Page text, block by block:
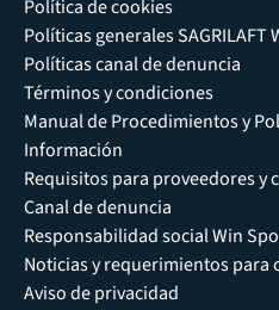
Política de cookies
Políticas generales SAGRILAFT
Políticas canal de denuncia
Términos y condiciones
Manual de Procedimientos y
Información
Requisitos para proveedores y
Canal de denuncia
Responsabilidad social Win
Noticias y requerimientos para
Aviso de privacidad